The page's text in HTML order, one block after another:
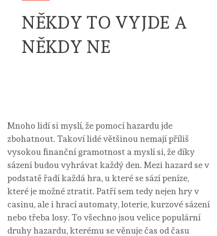
NĚKDY TO VYJDE A
NĚKDY NE
Mnoho lidí si myslí, že pomocí hazardu jde
zbohatnout. Takoví lidé většinou nemají příliš
vysokou finanční gramotnost a myslí si, že díky
sázení budou vyhrávat každý den. Mezi hazard se v
podstatě řadí každá hra, u které se sází peníze,
které je možné ztratit. Patří sem tedy nejen hry v
casinu, ale i hrací automaty, loterie, kurzové sázení
nebo třeba losy. To všechno jsou velice populární
druhy hazardu, kterému se věnuje čas od času